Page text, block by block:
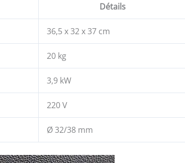
Détails
36,5 x 32 x 37 cm
20 kg
3,9 kW
220 V
Ø 32/38 mm